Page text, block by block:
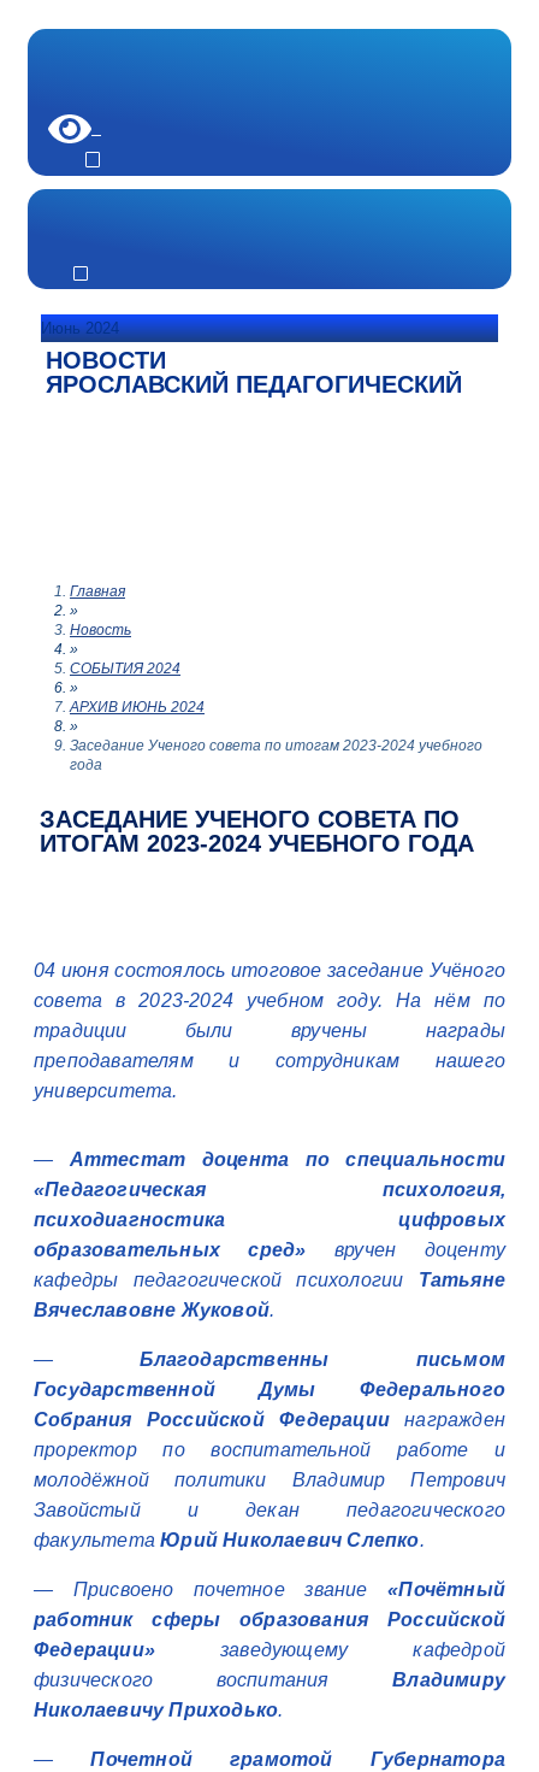
Июнь 2024
НОВОСТИ
ЯРОСЛАВСКИЙ ПЕДАГОГИЧЕСКИЙ
Главная
»
Новость
»
СОБЫТИЯ 2024
»
АРХИВ ИЮНЬ 2024
»
Заседание Ученого совета по итогам 2023-2024 учебного
года
ЗАСЕДАНИЕ УЧЕНОГО СОВЕТА ПО
ИТОГАМ 2023-2024 УЧЕБНОГО ГОДА
04 июня состоялось итоговое заседание Учёного
совета в 2023-2024 учебном году. На нём по
традиции были вручены награды
преподавателям и сотрудникам нашего
университета.
— Аттестат доцента по специальности
«Педагогическая психология,
психодиагностика цифровых
образовательных сред» вручен доценту
кафедры педагогической психологии Татьяне
Вячеславовне Жуковой.
—Благодарственны письмом
Государственной Думы Федерального
Собрания Российской Федерациинагражден
проректор по воспитательной работе и
молодёжной политики Владимир Петрович
Завойстый и декан педагогического
факультетаЮрий Николаевич Слепко.
— Присвоено почетное звание«Почётный
работник сферы образования Российской
Федерации» заведующему кафедрой
физического воспитанияВладимиру
Николаевичу Приходько.
—Почетной грамотой Губернатора